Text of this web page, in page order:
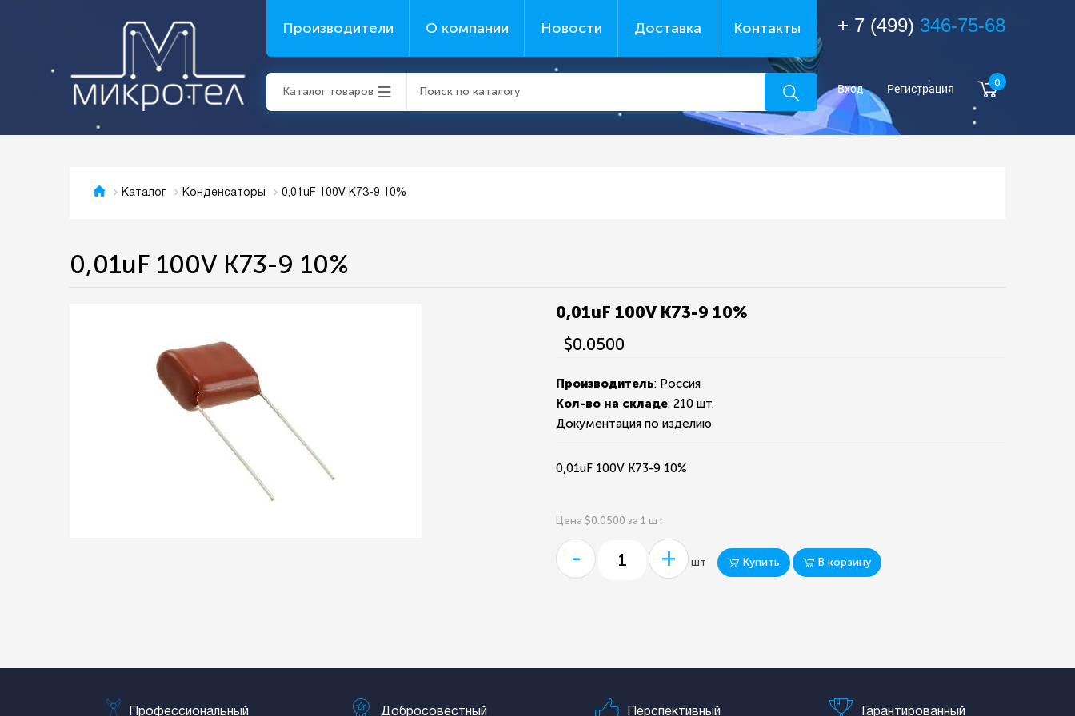
Производители О компании Новости Доставка Контакты
Каталог товаров
+ 7 (499) 346-75-68
Вход Регистрация 0
Каталог Конденсаторы 0,01uF 100V K73-9 10%
0,01uF 100V K73-9 10%
0,01uF 100V K73-9 10%
$0.0500
Производитель: Россия
Кол-во на складе:210 шт.
Документация по изделию
0,01uF 100V K73-9 10%
Цена $0.0500 за 1 шт
- + шт Купить В корзину
Профессиональный Добросовестный Перспективный Гарантированный